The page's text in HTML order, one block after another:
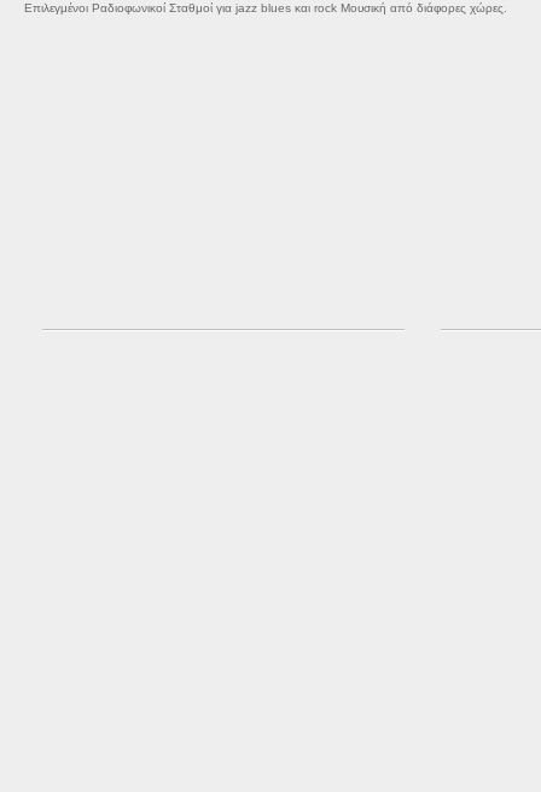
Επιλεγμένοι Ραδιοφωνικοί Σταθμοί για jazz blues και rock Μουσική από διάφορες χώρες.